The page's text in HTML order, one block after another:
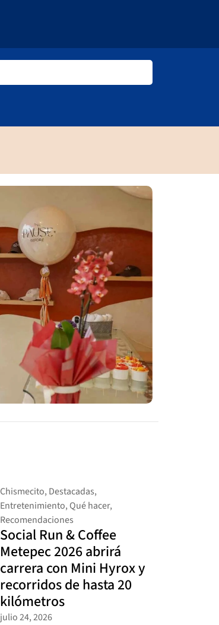
Chismecito, Destacadas,
Entretenimiento, Qué hacer,
Recomendaciones
Social Run & Coffee
Metepec 2026 abrirá
carrera con Mini Hyrox y
recorridos de hasta 20
kilómetros
julio 24, 2026